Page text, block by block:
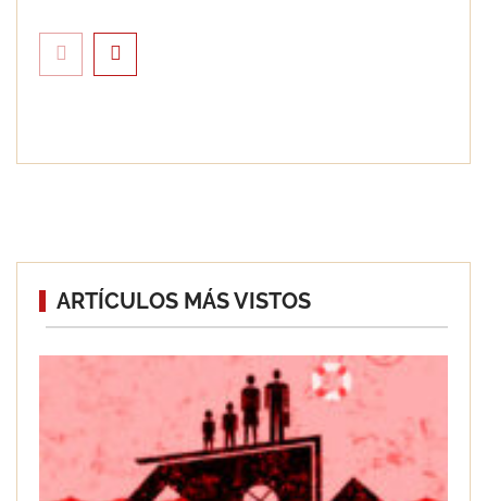
Eagle Waterproofing recomienda
revisar la impermeabilización de las
viviendas antes de las vacaciones
Servimudanzas supera las 3.000
reseñas con 4,8 estrellas en mudanzas
en Barcelona
ARTÍCULOS MÁS VISTOS